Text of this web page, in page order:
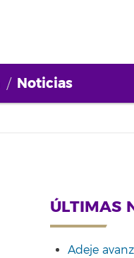
Noticias
ÚLTIMAS
Adeje